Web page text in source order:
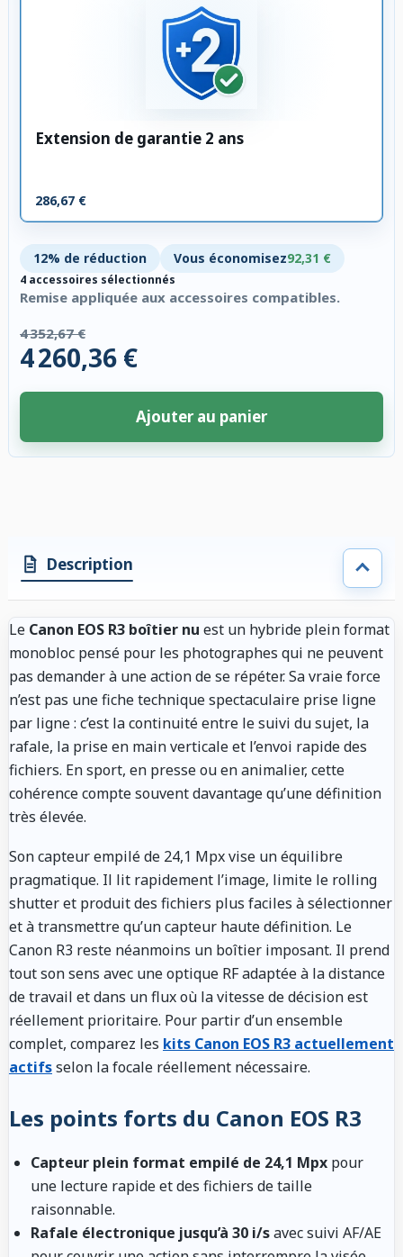
Extension de garantie 2 ans
286,67 €
12% de réduction Vous économisez92,31 €
4 accessoires sélectionnés
Remise appliquée aux accessoires compatibles.
4 352,67 €
4 260,36 €
Ajouter au panier
Description
Le Canon EOS R3 boîtier nu est un hybride plein format
monobloc pensé pour les photographes qui ne peuvent
pas demander à une action de se répéter. Sa vraie force
n’est pas une fiche technique spectaculaire prise ligne
par ligne : c’est la continuité entre le suivi du sujet, la
rafale, la prise en main verticale et l’envoi rapide des
fichiers. En sport, en presse ou en animalier, cette
cohérence compte souvent davantage qu’une définition
très élevée.
Son capteur empilé de 24,1 Mpx vise un équilibre
pragmatique. Il lit rapidement l’image, limite le rolling
shutter et produit des fichiers plus faciles à sélectionner
et à transmettre qu’un capteur haute définition. Le
Canon R3 reste néanmoins un boîtier imposant. Il prend
tout son sens avec une optique RF adaptée à la distance
de travail et dans un flux où la vitesse de décision est
réellement prioritaire. Pour partir d’un ensemble
complet, comparez les kits Canon EOS R3 actuellement
actifsselon la focale réellement nécessaire.
Les points forts du Canon EOS R3
Capteur plein format empilé de 24,1 Mpx pour
une lecture rapide et des fichiers de taille
raisonnable.
Rafale électronique jusqu’à 30 i/savec suivi AF/AE